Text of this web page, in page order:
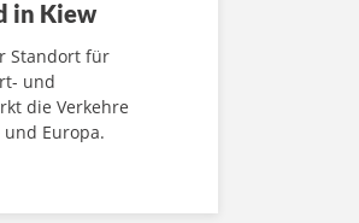
in Kiew
Standort für
und
die Verkehre
Europa.